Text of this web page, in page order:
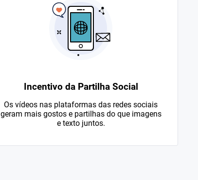
Incentivo da Partilha Social
Os vídeos nas plataformas das redes sociais
geram mais gostos e partilhas do que imagens
e texto juntos.